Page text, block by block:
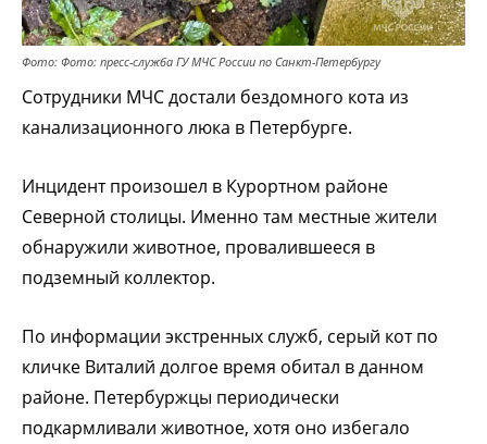
Фото: Фото: пресс-служба ГУ МЧС России по Санкт-Петербургу
Сотрудники МЧС достали бездомного кота из
канализационного люка в Петербурге.
Инцидент произошел в Курортном районе
Северной столицы. Именно там местные жители
обнаружили животное, провалившееся в
подземный коллектор.
По информации экстренных служб, серый кот по
кличке Виталий долгое время обитал в данном
районе. Петербуржцы периодически
подкармливали животное, хотя оно избегало